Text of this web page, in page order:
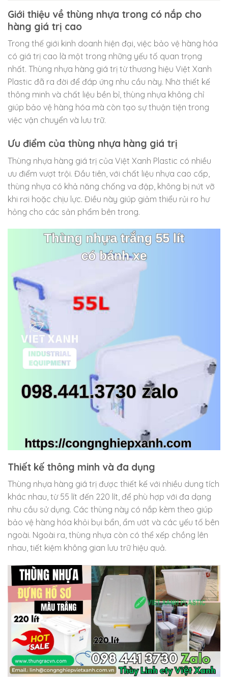
Giới thiệu về thùng nhựa trong có nắp cho
hàng giá trị cao
Trong thế giới kinh doanh hiện đại, việc bảo vệ hàng hóa
có giá trị cao là một trong những yếu tố quan trọng
nhất. Thùng nhựa hàng giá trị từ thương hiệu Việt Xanh
Plastic đã ra đời để đáp ứng nhu cầu này. Nhờ thiết kế
thông minh và chất liệu bền bỉ, thùng nhựa không chỉ
giúp bảo vệ hàng hóa mà còn tạo sự thuận tiện trong
việc vận chuyển và lưu trữ.
Ưu điểm của thùng nhựa hàng giá trị
Thùng nhựa hàng giá trị của Việt Xanh Plastic có nhiều
ưu điểm vượt trội. Đầu tiên, với chất liệu nhựa cao cấp,
thùng nhựa có khả năng chống va đập, không bị nứt vỡ
khi rơi hoặc chịu lực. Điều này giúp giảm thiểu rủi ro hư
hỏng cho các sản phẩm bên trong.
Thiết kế thông minh và đa dụng
Thùng nhựa hàng giá trị được thiết kế với nhiều dung tích
khác nhau, từ 55 lít đến 220 lít, để phù hợp với đa dạng
nhu cầu sử dụng. Các thùng này có nắp kèm theo giúp
bảo vệ hàng hóa khỏi bụi bẩn, ẩm ướt và các yếu tố bên
ngoài. Ngoài ra, thùng nhựa còn có thể xếp chồng lên
nhau, tiết kiệm không gian lưu trữ hiệu quả.